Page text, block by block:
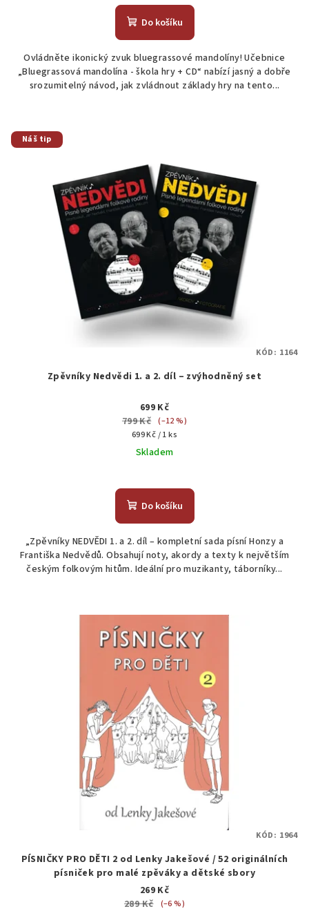
Do košíku
Ovládněte ikonický zvuk bluegrassové mandolíny! Učebnice
„Bluegrassová mandolína - škola hry + CD“ nabízí jasný a dobře
srozumitelný návod, jak zvládnout základy hry na tento...
Náš tip
Zpěvníky Nedvědi 1. a 2. díl – zvýhodněný set
699 Kč
799 Kč (–12 %)
Měrná
cena:
699 Kč / 1 ks
Skladem
hodnocení
produktu
z
5
hvězdiček.
Do košíku
„Zpěvníky NEDVĚDI 1. a 2. díl – kompletní sada písní Honzy a
Františka Nedvědů. Obsahují noty, akordy a texty k největším
českým folkovým hitům. Ideální pro muzikanty, táborníky...
KÓD: 1164
PÍSNIČKY PRO DĚTI 2 od Lenky Jakešové / 52 originálních
písniček pro malé zpěváky a dětské sbory
269 Kč
289 Kč
(–6 %)
KÓD: 1964